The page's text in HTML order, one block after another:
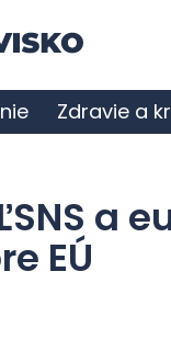
Zdravie a
a
EÚ